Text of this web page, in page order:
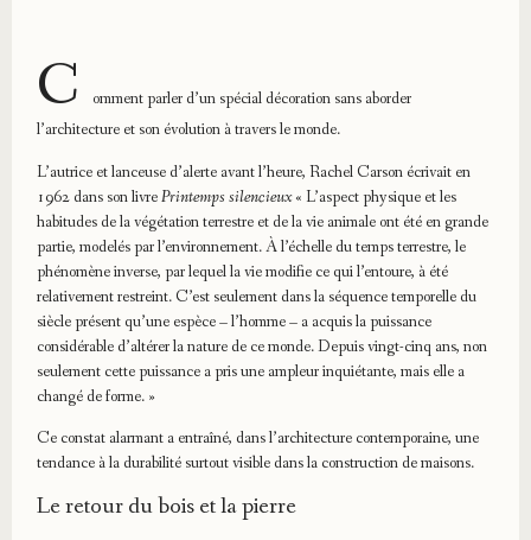
C
omment parler d’un spécial décoration sans aborder
l’architecture et son évolution à travers le monde.
L’autrice et lanceuse d’alerte avant l’heure, Rachel Carson écrivait en
1962 dans son livrePrintemps silencieux« L’aspect physique et les
habitudes de la végétation terrestre et de la vie animale ont été en grande
partie, modelés par l’environnement. À l’échelle du temps terrestre, le
phénomène inverse, par lequel la vie modifie ce qui l’entoure, à été
relativement restreint. C’est seulement dans la séquence temporelle du
siècle présent qu’une espèce – l’homme – a acquis la puissance
considérable d’altérer la nature de ce monde. Depuis vingt-cinq ans, non
seulement cette puissance a pris une ampleur inquiétante, mais elle a
changé de forme. »
Ce constat alarmant a entraîné, dans l’architecture contemporaine, une
tendance à la durabilité surtout visible dans la construction de maisons.
Le retour du bois et la pierre